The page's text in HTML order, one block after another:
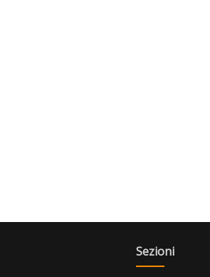
Sezioni